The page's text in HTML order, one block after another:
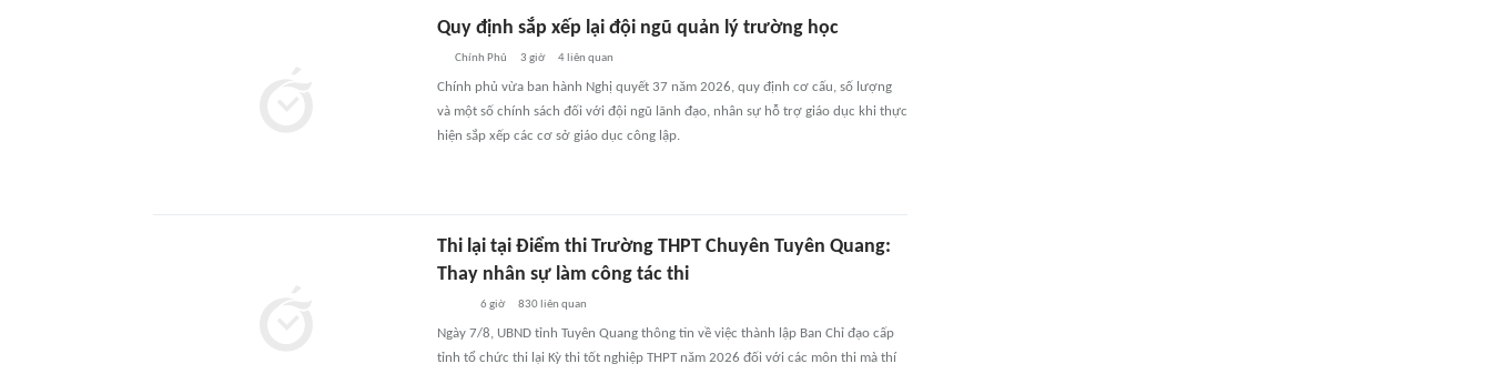
Quy định sắp xếp lại đội ngũ quản lý trường học
Chính Phủ 3 giờ 4 liên quan
Chính phủ vừa ban hành Nghị quyết 37 năm 2026, quy định cơ cấu, số lượng
và một số chính sách đối với đội ngũ lãnh đạo, nhân sự hỗ trợ giáo dục khi thực
hiện sắp xếp các cơ sở giáo dục công lập.
Thi lại tại Điểm thi Trường THPT Chuyên Tuyên Quang:
Thay nhân sự làm công tác thi
6 giờ 830 liên quan
Ngày 7/8, UBND tỉnh Tuyên Quang thông tin về việc thành lập Ban Chỉ đạo cấp
tỉnh tổ chức thi lại Kỳ thi tốt nghiệp THPT năm 2026 đối với các môn thi mà thí